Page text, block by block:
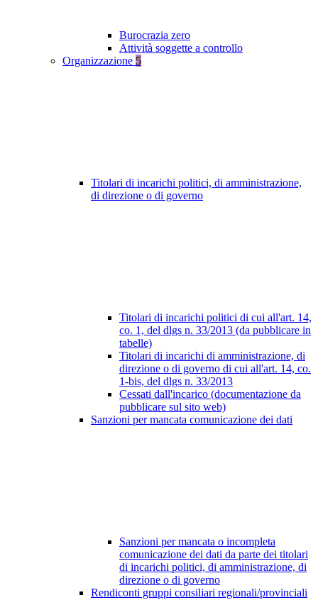
Burocrazia zero
Attività soggette a controllo
Organizzazione 5
Titolari di incarichi politici, di amministrazione,
di direzione o di governo
Titolari di incarichi politici di cui all'art. 14,
co. 1, del dlgs n. 33/2013 (da pubblicare in
tabelle)
Titolari di incarichi di amministrazione, di
direzione o di governo di cui all'art. 14, co.
1-bis, del dlgs n. 33/2013
Cessati dall'incarico (documentazione da
pubblicare sul sito web)
Sanzioni per mancata comunicazione dei dati
Sanzioni per mancata o incompleta
comunicazione dei dati da parte dei titolari
di incarichi politici, di amministrazione, di
direzione o di governo
Rendiconti gruppi consiliari regionali/provinciali